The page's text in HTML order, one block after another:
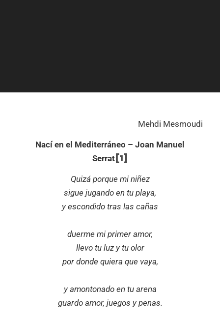
Mehdi Mesmoudi
Nací en el Mediterráneo – Joan Manuel
Serrat [1]
Quizá porque mi niñez
sigue jugando en tu playa,
y escondido tras las cañas
duerme mi primer amor,
llevo tu luz y tu olor
por donde quiera que vaya,
y amontonado en tu arena
guardo amor, juegos y penas.